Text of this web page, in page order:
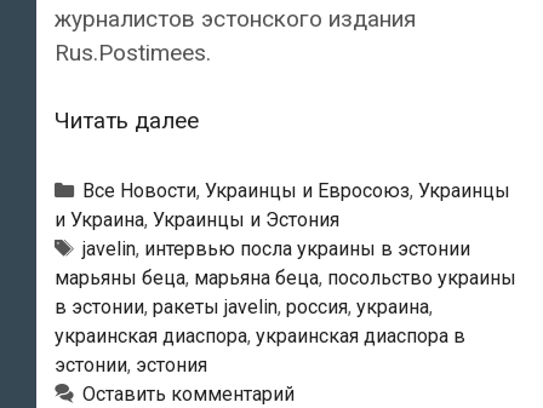
журналистов эстонского издания
Rus.Postimees.
Читать далееПосол
в
Эстонии
Марьяна
Беца:
«Эстония
оказывает
Украине
Рубрики
Все Новости, Украинцы и Евросоюз, Украинцы
и Украина, Украинцы и Эстония
Метки
javelin, интервью посла украины в эстонии
марьяны беца, марьяна беца, посольство украины
в эстонии, ракеты javelin, россия, украина,
украинская диаспора, украинская диаспора в
эстонии, эстония
Оставить комментарий